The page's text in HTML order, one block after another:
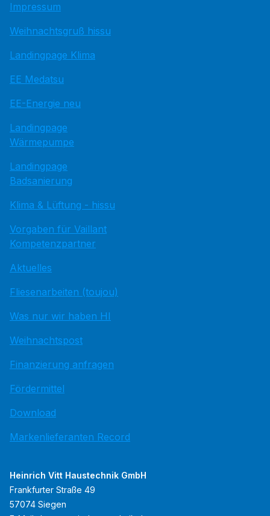
Impressum
Weihnachtsgruß hissu
Landingpage Klima
EE Medatsu
EE-Energie neu
Landingpage
Wärmepumpe
Landingpage
Badsanierung
Klima & Lüftung - hissu
Vorgaben für Vaillant
Kompetenzpartner
Aktuelles
Fliesenarbeiten (toujou)
Was nur wir haben HI
Weihnachtspost
Finanzierung anfragen
Fördermittel
Download
Markenlieferanten Record
Heinrich Vitt Haustechnik GmbH
Frankfurter Straße 49
57074 Siegen